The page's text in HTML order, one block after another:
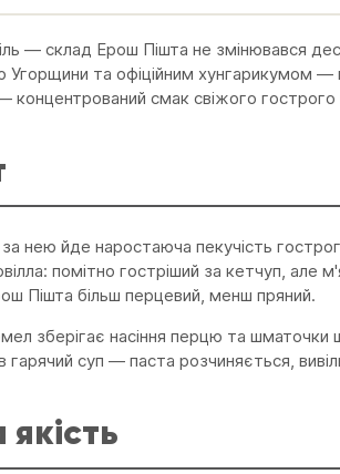
— склад Ерош Пішта не змінювався
та офіційним хунгарикумом —
концентрований смак свіжого
нею йде наростаюча пекучість
помітно гостріший за кетчуп,
Пішта більш перцевий, менш пряний.
зберігає насіння перцю та
суп — паста розчиняється,